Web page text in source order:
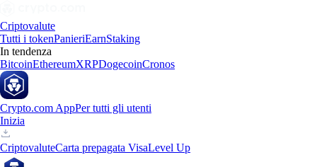
Criptovalute
Tutti i tokenPanieriEarnStaking
In tendenza
BitcoinEthereumXRPDogecoinCronos
Crypto.com AppPer tutti gli utenti
Inizia
CriptovaluteCarta prepagata VisaLevel Up